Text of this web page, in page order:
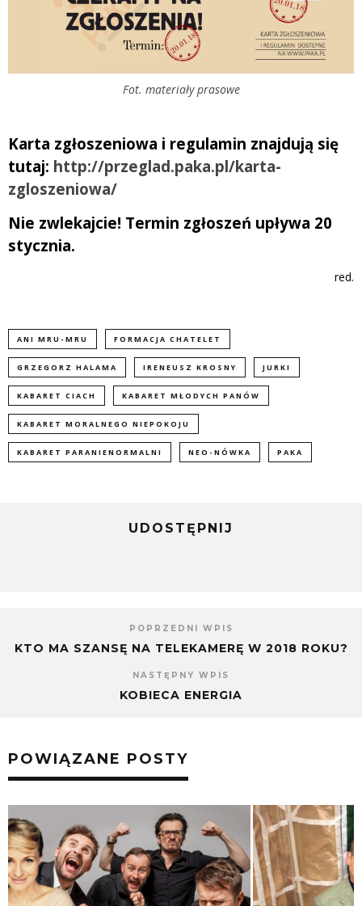
Fot. materiały prasowe
Karta zgłoszeniowa i regulamin znajdują się
tutaj: http://przeglad.paka.pl/karta-
zgloszeniowa/
Nie zwlekajcie! Termin zgłoszeń upływa 20
stycznia.
red.
ANI MRU-MRU FORMACJA CHATELET
GRZEGORZ HALAMA IRENEUSZ KROSNY JURKI
KABARET CIACH KABARET MŁODYCH PANÓW
KABARET MORALNEGO NIEPOKOJU
KABARET PARANIENORMALNI NEO-NÓWKA PAKA
UDOSTĘPNIJ
POPRZEDNI WPIS
KTO MA SZANSĘ NA TELEKAMERĘ W 2018 ROKU?
NASTĘPNY WPIS
KOBIECA ENERGIA
POWIĄZANE POSTY